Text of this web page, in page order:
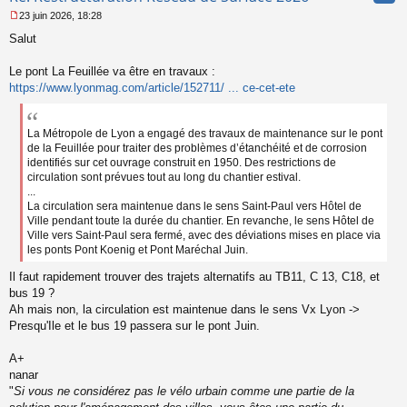
e
s
g
23 juin 2026, 18:28
Salut
Le pont La Feuillée va être en travaux :
https://www.lyonmag.com/article/152711/ ... ce-cet-ete
La Métropole de Lyon a engagé des travaux de maintenance sur le pont
de la Feuillée pour traiter des problèmes d’étanchéité et de corrosion
identifiés sur cet ouvrage construit en 1950. Des restrictions de
circulation sont prévues tout au long du chantier estival.
La circulation sera maintenue dans le sens Saint-Paul vers Hôtel de
Ville pendant toute la durée du chantier. En revanche, le sens Hôtel de
Ville vers Saint-Paul sera fermé, avec des déviations mises en place via
les ponts Pont Koenig et Pont Maréchal Juin.
Il faut rapidement trouver des trajets alternatifs au TB11, C 13, C18, et
bus 19 ?
Ah mais non, la circulation est maintenue dans le sens Vx Lyon ->
Presqu'Ile et le bus 19 passera sur le pont Juin.
A+
nanar
"Si vous ne considérez pas le vélo urbain comme une partie de la